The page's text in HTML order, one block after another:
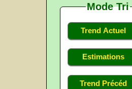
Mode Tri
Trend Actuel
Estimations
Trend Précéd